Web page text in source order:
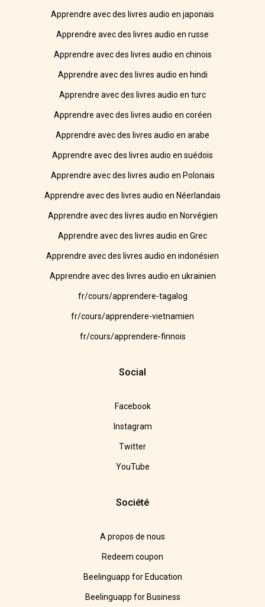
Apprendre avec des livres audio en japonais
Apprendre avec des livres audio en russe
Apprendre avec des livres audio en chinois
Apprendre avec des livres audio en hindi
Apprendre avec des livres audio en turc
Apprendre avec des livres audio en coréen
Apprendre avec des livres audio en arabe
Apprendre avec des livres audio en suédois
Apprendre avec des livres audio en Polonais
Apprendre avec des livres audio en Néerlandais
Apprendre avec des livres audio en Norvégien
Apprendre avec des livres audio en Grec
Apprendre avec des livres audio en indonésien
Apprendre avec des livres audio en ukrainien
fr/cours/apprendere-tagalog
fr/cours/apprendere-vietnamien
fr/cours/apprendere-finnois
Social
Facebook
Instagram
Twitter
YouTube
Société
A propos de nous
Redeem coupon
Beelinguapp for Education
Beelinguapp for Business